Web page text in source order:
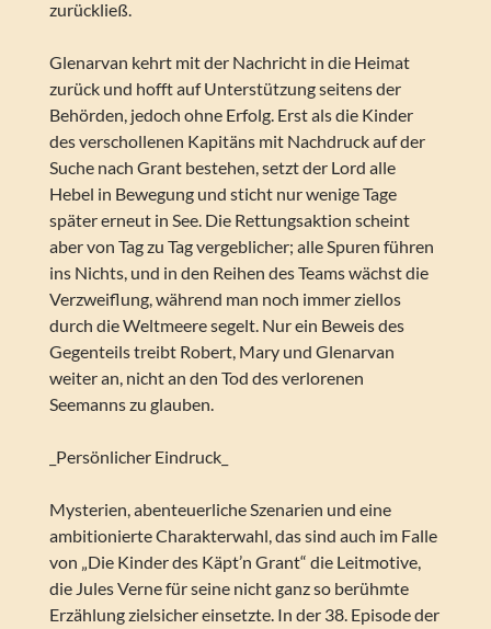
zurückließ.
Glenarvan kehrt mit der Nachricht in die Heimat
zurück und hofft auf Unterstützung seitens der
Behörden, jedoch ohne Erfolg. Erst als die Kinder
des verschollenen Kapitäns mit Nachdruck auf der
Suche nach Grant bestehen, setzt der Lord alle
Hebel in Bewegung und sticht nur wenige Tage
später erneut in See. Die Rettungsaktion scheint
aber von Tag zu Tag vergeblicher; alle Spuren führen
ins Nichts, und in den Reihen des Teams wächst die
Verzweiflung, während man noch immer ziellos
durch die Weltmeere segelt. Nur ein Beweis des
Gegenteils treibt Robert, Mary und Glenarvan
weiter an, nicht an den Tod des verlorenen
Seemanns zu glauben.
_Persönlicher Eindruck_
Mysterien, abenteuerliche Szenarien und eine
ambitionierte Charakterwahl, das sind auch im Falle
von „Die Kinder des Käpt’n Grant“ die Leitmotive,
die Jules Verne für seine nicht ganz so berühmte
Erzählung zielsicher einsetzte. In der 38. Episode der